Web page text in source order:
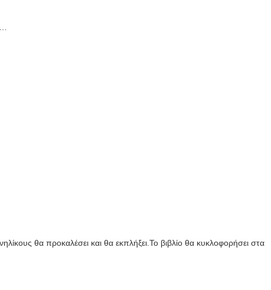
θα προκαλέσει και θα εκπλήξει.Το βιβλίο θα κυκλοφορήσει στα